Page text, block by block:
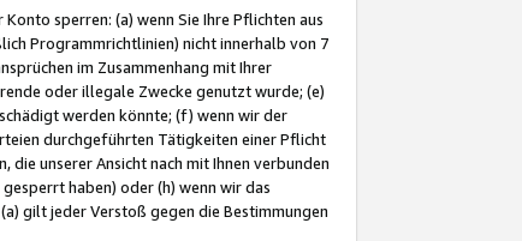
sperren: (a) wenn Sie Ihre Pflichten aus
Programmrichtlinien) nicht innerhalb von 7
im Zusammenhang mit Ihrer
oder illegale Zwecke genutzt wurde; (e)
werden könnte; (f) wenn wir der
durchgeführten Tätigkeiten einer Pflicht
unserer Ansicht nach mit Ihnen verbunden
haben) oder (h) wenn wir das
gilt jeder Verstoß gegen die Bestimmungen